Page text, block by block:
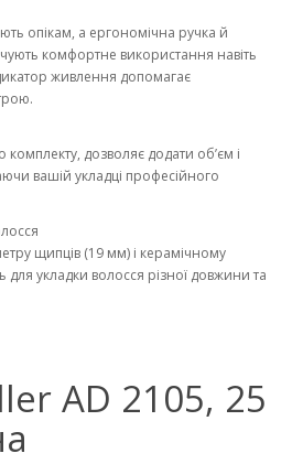
опікам, а ергономічна ручка й
комфортне використання навіть
живлення допомагає
дозволяє додати об’єм і
вашій укладці професійного
щипців (19 мм) і керамічному
для укладки волосся різної довжини та
AD 2105, 25